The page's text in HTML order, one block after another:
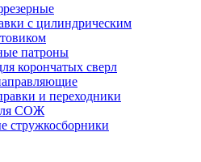
с цилиндрическим
патроны
корончатых сверл
и переходники
СОЖ
стружкосборники